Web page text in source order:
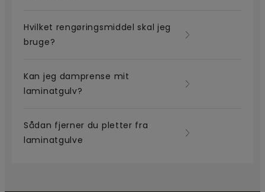
Hvilket rengøringsmiddel skal jeg
bruge?
Kan jeg damprense mit
laminatgulv?
Sådan fjerner du pletter fra
laminatgulve